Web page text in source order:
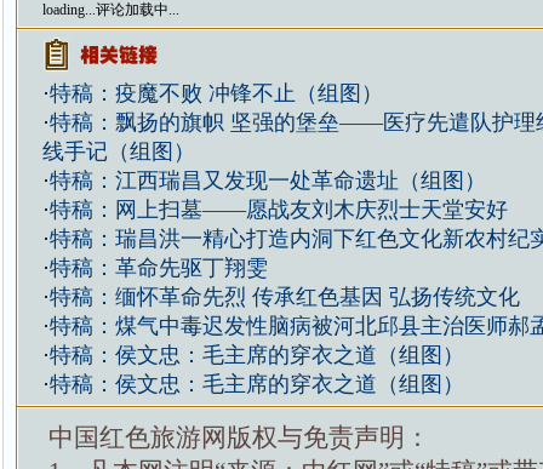
loading...评论加载中...
·特稿：疫魔不败 冲锋不止（组图）
·特稿：飘扬的旗帜 坚强的堡垒——医疗先遣队护理
线手记（组图）
·特稿：江西瑞昌又发现一处革命遗址（组图）
·特稿：网上扫墓——愿战友刘木庆烈士天堂安好
·特稿：瑞昌洪一精心打造内洞下红色文化新农村纪
·特稿：革命先驱丁翔雯
·特稿：缅怀革命先烈 传承红色基因 弘扬传统文化
·特稿：煤气中毒迟发性脑病被河北邱县主治医师郝
·特稿：侯文忠：毛主席的穿衣之道（组图）
·特稿：侯文忠：毛主席的穿衣之道（组图）
中国红色旅游网版权与免责声明：